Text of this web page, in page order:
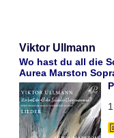
Viktor Ullmann
Wo hast du all die
Aurea Marston